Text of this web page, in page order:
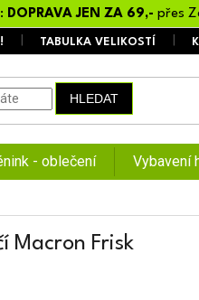
DOPRAVA JEN ZA 69,- přes
TABULKA VELIKOSTÍ
HLEDAT
- oblečení Vybavení
Macron Frisk